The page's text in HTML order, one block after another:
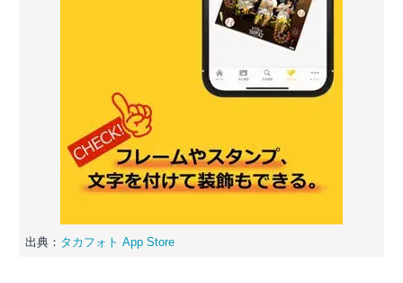
出典： タカフォト App Store